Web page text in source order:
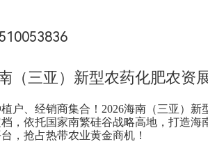
（三亚）新型农药化肥农资
户、经销商集合！2026海南（三亚）新
，依托国家南繁硅谷战略高地，打造海
，抢占热带农业黄金商机！